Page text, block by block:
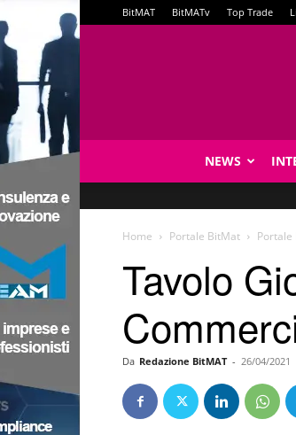
BitMAT BitMATv Top Trade
NEWS
Home Portale BitMat Portale
Tavolo
Da Redazione BitMAT - 26/04/2021